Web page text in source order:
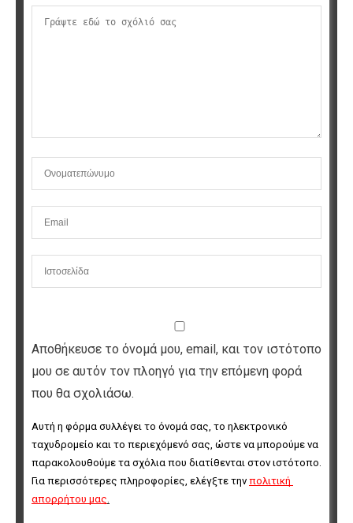
Αποθήκευσε το όνομά μου, email, και τον ιστότοπο
μου σε αυτόν τον πλοηγό για την επόμενη φορά
που θα σχολιάσω.
Αυτή η φόρμα συλλέγει το όνομά σας, το ηλεκτρονικό
ταχυδρομείο και το περιεχόμενό σας, ώστε να μπορούμε να
παρακολουθούμε τα σχόλια που διατίθενται στον ιστότοπο.
Για περισσότερες πληροφορίες, ελέγξτε την πολιτική
απορρήτου μας